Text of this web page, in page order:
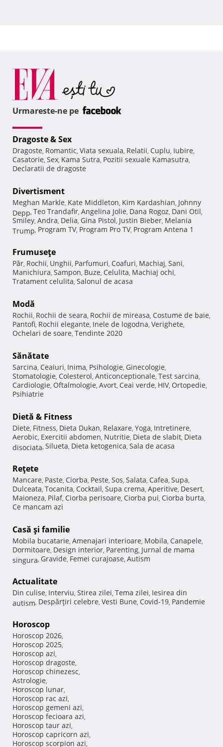
Urmareste-ne pe
Dragoste & Sex
Dragoste, Romantic, Viata sexuala, Relatii, Cuplu, Iubire,
Casatorie, Sex, Kama Sutra, Pozitii sexuale Kamasutra,
Declaratii de dragoste
Divertisment
Meghan Markle, Kate Middleton, Kim Kardashian, Johnny
Depp, Teo Trandafir, Angelina Jolie, Dana Rogoz, Dani Otil,
Smiley, Andra, Delia, Gina Pistol, Justin Bieber, Melania
Trump, Program TV, Program Pro TV, Program Antena 1
Frumuseţe
Păr, Rochii, Unghii, Parfumuri, Coafuri, Machiaj, Sani,
Manichiura, Sampon, Buze, Celulita, Machiaj ochi,
Tratament celulita, Salonul de acasa
Modă
Rochii, Rochii de seara, Rochii de mireasa, Costume de baie,
Pantofi, Rochii elegante, Inele de logodna, Verighete,
Ochelari de soare, Tendinte 2020
Sănătate
Sarcina, Ceaiuri, Inima, Psihologie, Ginecologie,
Stomatologie, Colesterol, Anticonceptionale, Test sarcina,
Cardiologie, Oftalmologie, Avort, Ceai verde, HIV, Ortopedie,
Psihiatrie
Dietă & Fitness
Diete, Fitness, Dieta Dukan, Relaxare, Yoga, Intretinere,
Aerobic, Exercitii abdomen, Nutritie, Dieta de slabit, Dieta
disociata, Silueta, Dieta ketogenica, Sala de acasa
Reţete
Mancare, Paste, Ciorba, Peste, Sos, Salata, Cafea, Supa,
Dulceata, Tocanita, Cocktail, Supa crema, Aperitive, Desert,
Maioneza, Pilaf, Ciorba perisoare, Ciorba pui, Ciorba burta,
Ce mancam azi
Casă şi familie
Mobila bucatarie, Amenajari interioare, Mobila, Canapele,
Dormitoare, Design interior, Parenting, Jurnal de mama
singura, Gravide, Femei curajoase, Autism
Actualitate
Din culise, Interviu, Stirea zilei, Tema zilei, Iesirea din
autism, Despărţiri celebre, Vesti Bune, Covid-19, Pandemie
Horoscop
Horoscop 2026,
Horoscop 2025,
Horoscop azi,
Horoscop dragoste,
Horoscop chinezesc,
Astrologie,
Horoscop lunar,
Horoscop rac azi,
Horoscop gemeni azi,
Horoscop fecioara azi,
Horoscop taur azi,
Horoscop capricorn azi,
Horoscop scorpion azi,